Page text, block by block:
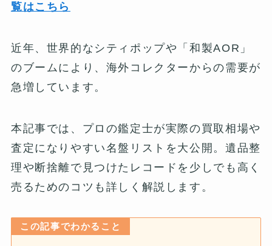
覧はこちら
近年、世界的なシティポップや「和製AOR」
のブームにより、海外コレクターからの需要が
急増しています。
本記事では、プロの鑑定士が実際の買取相場や
査定になりやすい名盤リストを大公開。遺品整
理や断捨離で見つけたレコードを少しでも高く
売るためのコツも詳しく解説します。
この記事でわかること